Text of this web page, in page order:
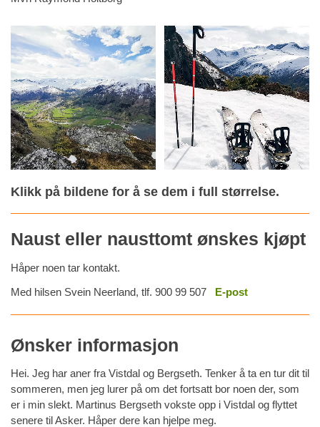
Klikk på bildene for å se dem i full størrelse.
Naust eller nausttomt ønskes kjøpt
Håper noen tar kontakt.
Med hilsen Svein Neerland, tlf. 900 99 507 E-post
Ønsker informasjon
Hei. Jeg har aner fra Vistdal og Bergseth. Tenker å ta en tur dit til
sommeren, men jeg lurer på om det fortsatt bor noen der, som
er i min slekt. Martinus Bergseth vokste opp i Vistdal og flyttet
senere til Asker. Håper dere kan hjelpe meg.